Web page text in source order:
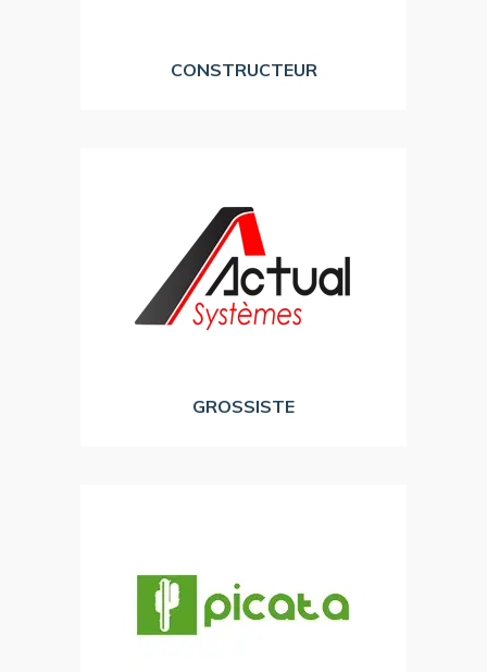
CONSTRUCTEUR
TOSHIBA
GROSSISTE
ACTUAL SYSTEMES
national auprès des professionnels locaux
et régionaux de l’IT comme un acteur majeur
et incontournable dans le monde du négoce
informatique.
1000 revendeurs.